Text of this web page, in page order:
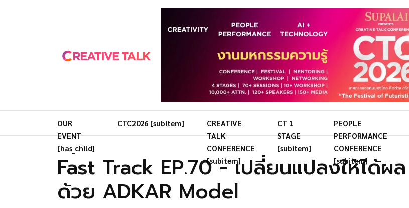
OUR
EVENT
[has_child]
CTC2026 [subitem]
CREATIVE
TALK
CONFERENCE
[subitem]
CT 1
STAGE
[subitem]
PEOPLE
PERFORMANCE
CONFERENCE
[subitem]
Fast Track EP.70 - เปลี่ยนแปลงให้ได้ผล
ด้วย ADKAR Model